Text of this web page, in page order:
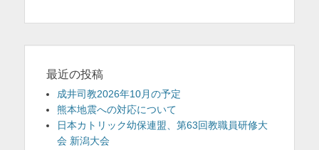
最近の投稿
成井司教2026年10月の予定
熊本地震への対応について
日本カトリック幼保連盟、第63回教職員研修大
会 新潟大会